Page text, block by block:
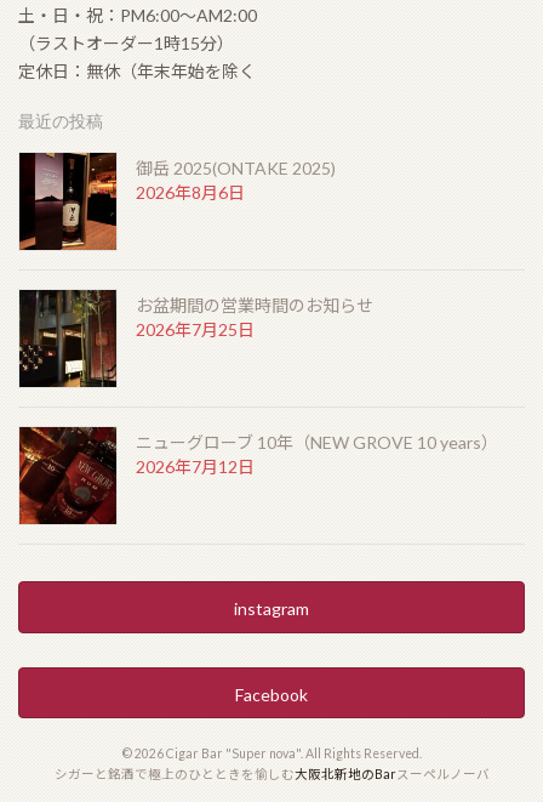
土・日・祝：PM6:00〜AM2:00
（ラストオーダー1時15分）
定休日：無休（年末年始を除く
最近の投稿
御岳 2025(ONTAKE 2025)
2026年8月6日
お盆期間の営業時間のお知らせ
2026年7月25日
ニューグローブ 10年（NEW GROVE 10 years）
2026年7月12日
instagram
Facebook
© 2026 Cigar Bar "Super nova". All Rights Reserved.
シガーと銘酒で極上のひとときを愉しむ大阪北新地のBarスーペルノーバ
ゴールデンウィークの営業のお知らせ
2026年4月19日
コンフィデンシャル ランセロ（Confidenciaal
Lancero）
ザ・エッセンス・オブ・サントリーウイスキー “リッ
チタイプ” “クリーンタイプ”（THE ESSENCE of
HOME